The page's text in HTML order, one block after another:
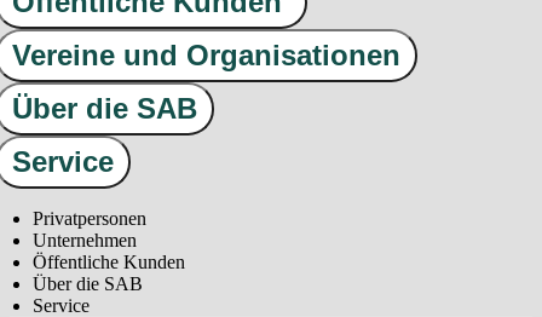
Vereine und Organisationen
Über die SAB
Service
Privatpersonen
Unternehmen
Öffentliche Kunden
Über die SAB
Service